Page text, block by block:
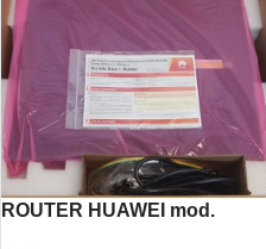
ROUTER HUAWEI mod.